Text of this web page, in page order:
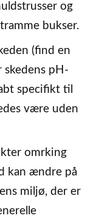
og
bukser.
(find en
pH-
specifikt til
være uden
omrking
kan ændre på
miljø, der er